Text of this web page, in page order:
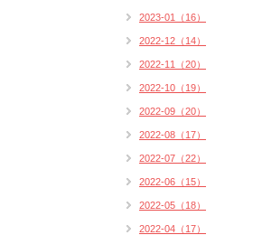
2023-01（16）
2022-12（14）
2022-11（20）
2022-10（19）
2022-09（20）
2022-08（17）
2022-07（22）
2022-06（15）
2022-05（18）
2022-04（17）